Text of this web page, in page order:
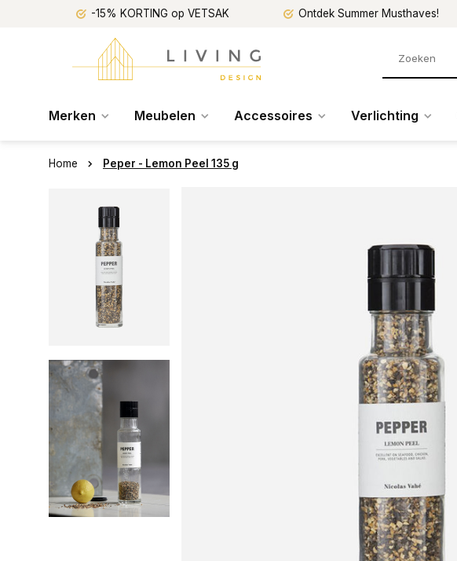
-15% KORTING op VETSAK Ontdek Summer Musthaves!
Merken Meubelen Accessoires Verlichting
Home Peper - Lemon Peel 135 g